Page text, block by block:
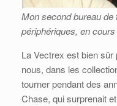
Mon second bureau
périphériques, en
La Vectrex est bien
nous, dans les
tourner pendant des
Chase, qui surprenait